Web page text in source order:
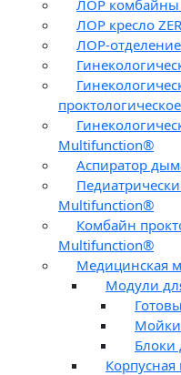
ЛОР комбайны
ЛОР кресло
ЛОР-
Multifunction®
Аспиратор
Multifunction®
Комбайн
Multifunction®
Медицинская
Модули
Блоки
Корпусная